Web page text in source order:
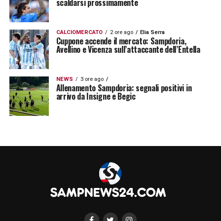
riflessione importante per comprendere le
dinamiche interne alla società. Vi riportiamo
di seguito un estratto di ciò che ha proferito:
GERARCHIA RIGORI –
l’allenatore abbia fatto delle gerarchie.
Quando facevo io questo lavoro, c’erano
delle regole: se quello che deve tirare è
infortunato, o è uscito, o non se la sente, ci
responsabilità. Però deve esserci una
LEGGI LE CONSIDERAZIONI DI ENRICO
scaldarsi prossimamente
CALCIOMERCATO 2 ore ago Elia Serra
Cuppone accende il mercato: Sampdoria,
Avellino e Vicenza sull’attaccante dell’Entella
NEWS 3 ore ago
Allenamento Sampdoria: segnali positivi in
arrivo da Insigne e Begic